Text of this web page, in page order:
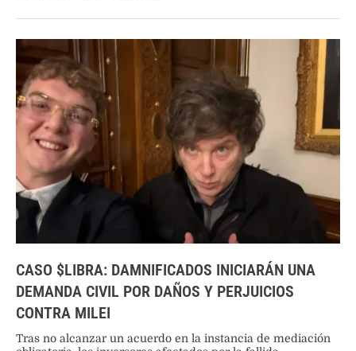
CASO $LIBRA: DAMNIFICADOS INICIARÁN UNA
DEMANDA CIVIL POR DAÑOS Y PERJUICIOS
CONTRA MILEI
Tras no alcanzar un acuerdo en la instancia de mediación